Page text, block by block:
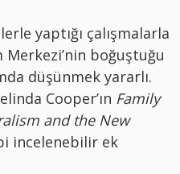
yaptığı çalışmalarla
boğuştuğu
düşünmek yararlı.
Cooper’ın Family
and the New
incelenebilir ek